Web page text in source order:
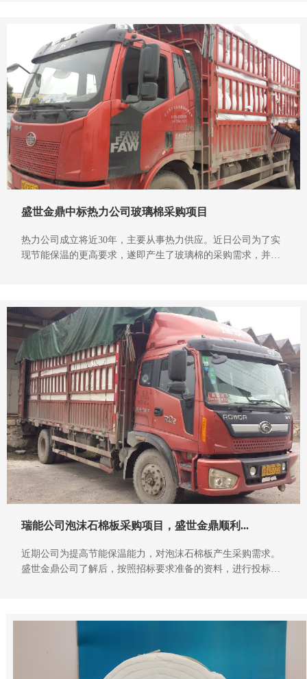
盛世金鼎中标热力公司玻璃棉采购项目
热力公司成立将近30年，主要从事热力供应。近日公司为了实
现节能保温的更高要求，遂即产生了玻璃棉的采购需求，并发
瑞能公司泡沫石棉板采购项目，盛世金鼎顺利...
近期公司为提高节能保温能力，对泡沫石棉板产生采购需求。
盛世金鼎公司了解后，按照招标要求准备的资料，进行投标，